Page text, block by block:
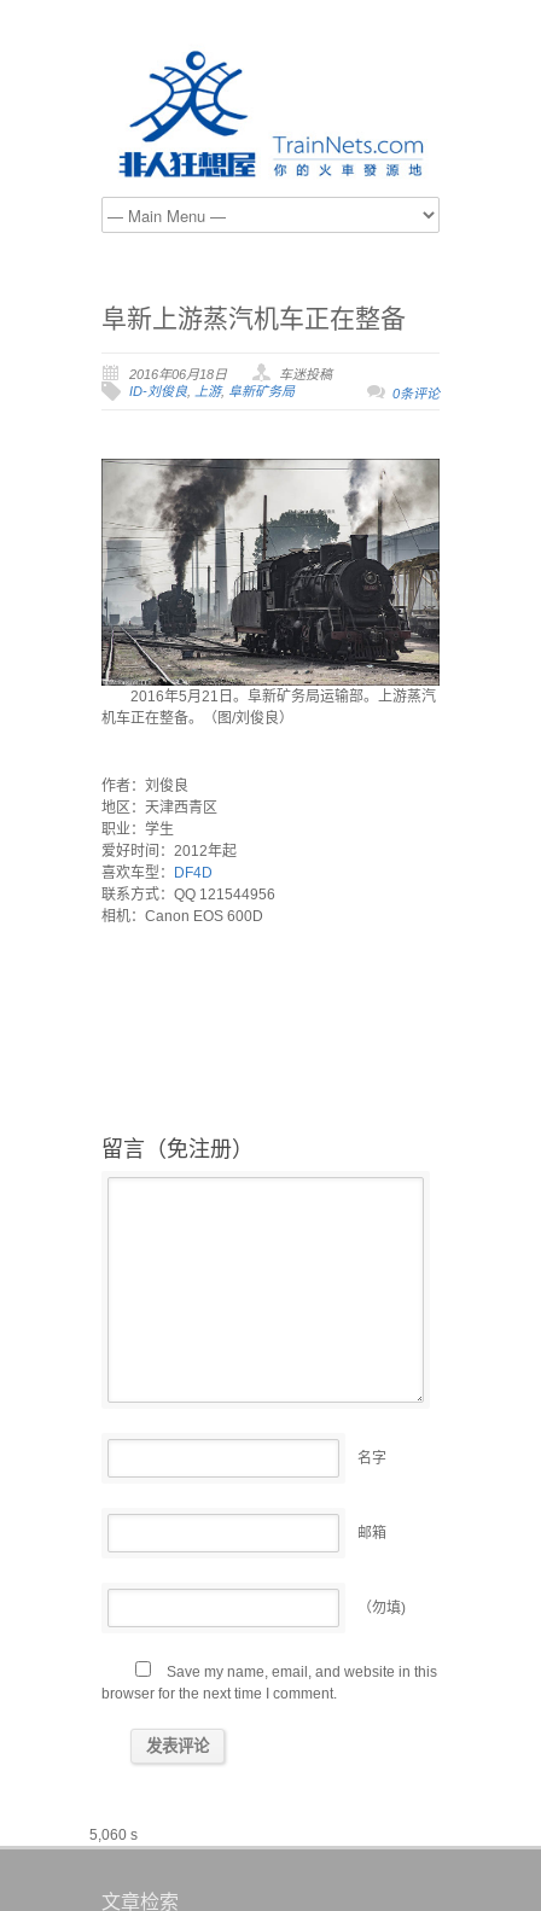
阜新上游蒸汽机车正在整备
2016年06月18日
车迷投稿
ID-刘俊良, 上游, 阜新矿务局 0条评论
2016年5月21日。阜新矿务局运输部。上游蒸汽
机车正在整备。（图/刘俊良）
作者：刘俊良
地区：天津西青区
职业：学生
爱好时间：2012年起
喜欢车型： DF4D
联系方式：QQ 121544956
相机：Canon EOS 600D
留言（免注册）
名字
邮箱
（勿填)
Save my name, email, and website in this
browser for the next time I comment.
5,060 s
文章检索